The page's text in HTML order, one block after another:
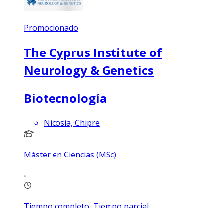
Promocionado
The Cyprus Institute of
Neurology & Genetics
Biotecnología
Nicosia, Chipre
Máster en Ciencias (MSc)
Tiempo completo, Tiempo parcial